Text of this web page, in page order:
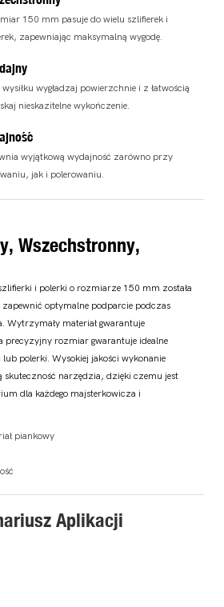
150 mm pasuje do wielu szlifierek i
zapewniając maksymalną wygodę.
wysiłku wygładzaj powierzchnie i z łatwością
nieskazitelne wykończenie.
wyjątkową wydajność zarówno przy
jak i polerowaniu.
Wszechstronny,
i polerki o rozmiarze 150 mm została
optymalne podparcie podczas
Wytrzymały materiał gwarantuje
precyzyjny rozmiar gwarantuje idealne
polerki. Wysokiej jakości wykonanie
skuteczność narzędzia, dzięki czemu jest
dla każdego majsterkowicza i
piankowy
Aplikacji